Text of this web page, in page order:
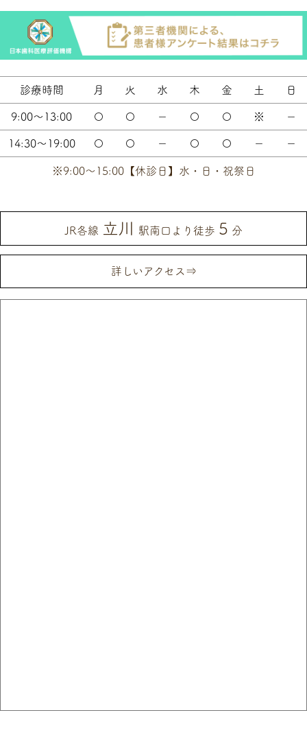
診療時間 月 火 水 木 金 土 日
9:00～13:00 〇 〇 － 〇 〇 ※ －
14:30～19:00 〇 〇 － 〇 〇 － －
※9:00～15:00【休診日】水・日・祝祭日
JR各線 立川 駅南口より徒歩 5 分
詳しいアクセス⇒